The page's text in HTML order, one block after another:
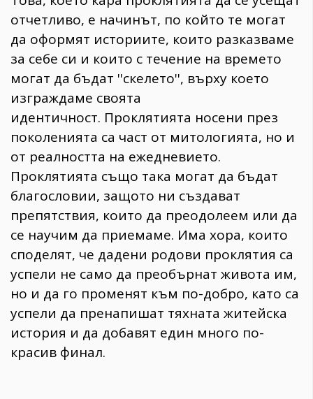
отчетливо, е начинът, по който те могат
да оформят историите, които разказваме
за себе си и които с течение на времето
могат да бъдат ''скелето'', върху което
изграждаме своята
идентичност. Проклятията носени през
поколенията са част от митологията, но и
от реалността на ежедневието.
Проклятията също така могат да бъдат
благословии, защото ни създават
препятствия, които да преодолеем или да
се научим да приемаме. Има хора, които
споделят, че дадени родови проклятия са
успели не само да преобърнат живота им,
но и да го променят към по-добро, като са
успели да пренапишат тяхната житейска
история и да добавят един много по-
красив финал.